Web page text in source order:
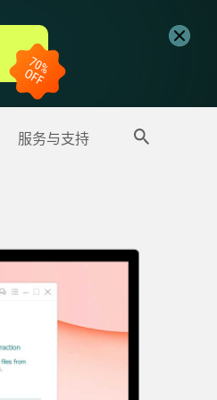
服务与支持
更多产品